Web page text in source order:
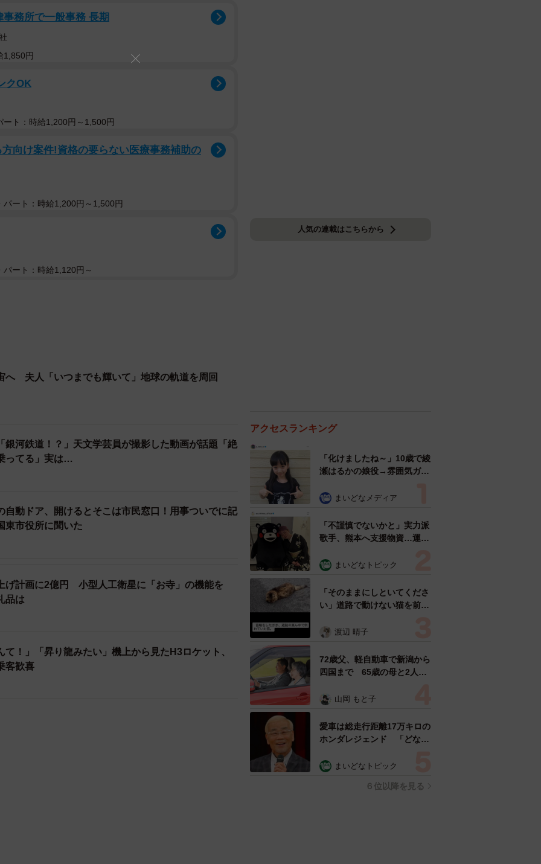
務所で一般事務 長期
1,850円
クOK
ート：時給1,200円～1,500円
向け案件!資格の要らない医療事務補助の
パート：時給1,200円～1,500円
パート：時給1,120円～
へ 夫人「いつまでも輝いて」地球の軌道を周回
銀河鉄道！？」天文学芸員が撮影した動画が話題「絶
ってる」実は…
自動ドア、開けるとそこは市民窓口！用事ついでに記
市役所に聞いた
げ計画に2億円 小型人工衛星に「お寺」の機能を
品は
て！」「昇り龍みたい」機上から見たH3ロケット、
客歓喜
人気の連載はこちらから
アクセスランキング
「化けましたね～」10歳で綾
瀬はるかの娘役→雰囲気ガラ
雰囲気が」「宝塚に入れそ
まいどなメディア
「不謹慎でないかと」実力派
歌手、熊本へ支援物資…運搬
めらい 「痛いほど伝わる」
まいどなトピック
「そのままにしといてくださ
い」道路で動けない猫を前に
ようとした4日間 「命の重
表の訴え
渡辺 晴子
72歳父、軽自動車で新潟から
四国まで 65歳の母と2人で
憩まで分刻み… 「大学生で
山岡 もと子
愛車は総走行距離17万キロの
ホンダレジェンド 「どなた
所漫才師が譲渡の意向
まいどなトピック
６位以降を見る